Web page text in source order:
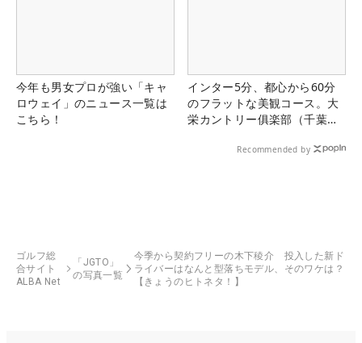
今年も男女プロが強い「キャ
ロウェイ」のニュース一覧は
こちら！
インター5分、都心から60分
のフラットな美観コース。大
栄カントリー俱楽部（千葉
Recommended by
ゴルフ総
合サイト
ALBA Net
「JGTO」
の写真一覧
今季から契約フリーの木下稜介 投入した新ド
ライバーはなんと型落ちモデル、そのワケは？
【きょうのヒトネタ！】